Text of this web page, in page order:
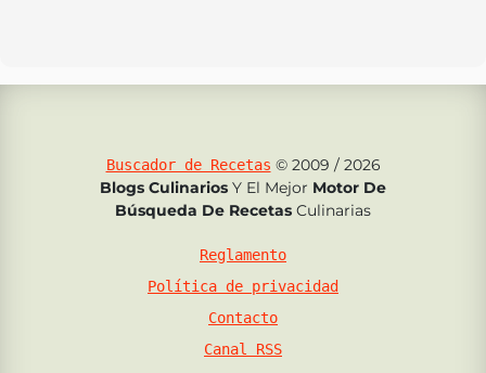
Buscador de Recetas © 2009 / 2026
Blogs Culinarios Y El Mejor Motor De
Búsqueda De Recetas Culinarias
Reglamento
Política de privacidad
Contacto
Canal RSS